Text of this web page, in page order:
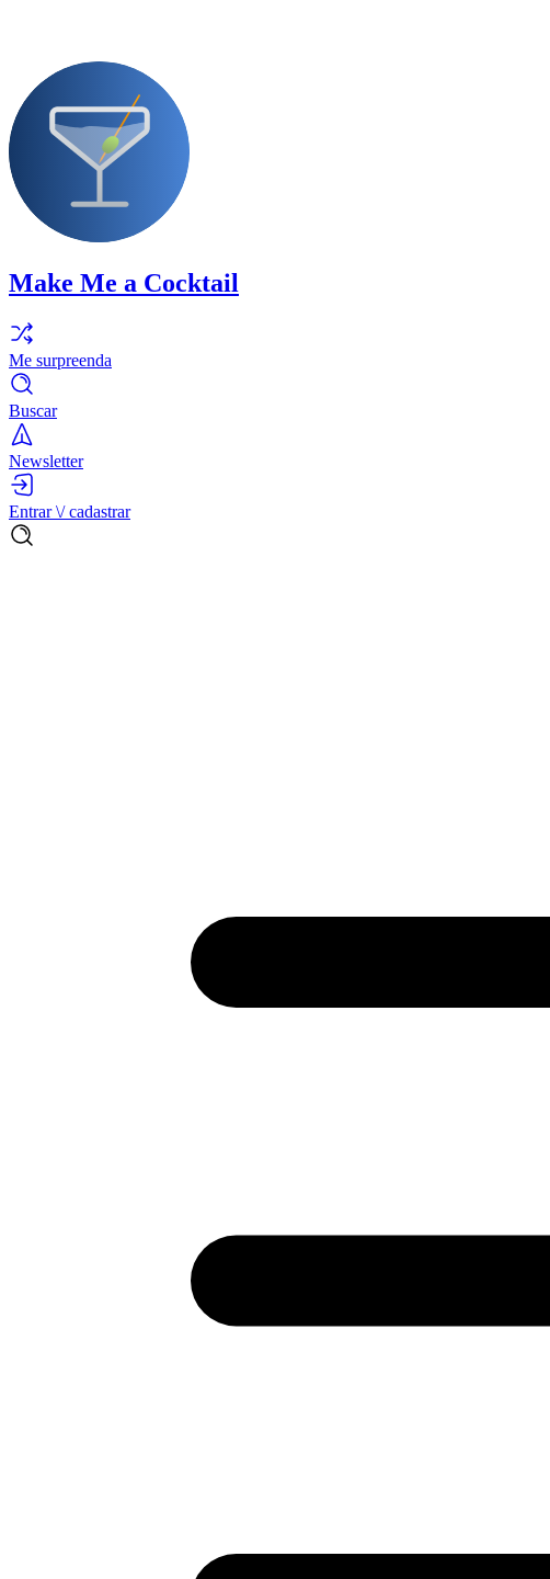
Make Me a Cocktail
Me surpreenda
Buscar
Newsletter
Entrar \/ cadastrar